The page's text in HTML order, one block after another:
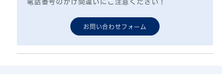
電話番号のかけ間違いにご注意ください！
お問い合わせフォーム